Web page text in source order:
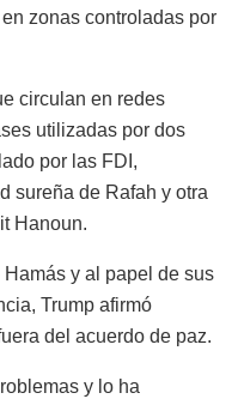
zonas controladas por
circulan en redes
utilizadas por dos
por las FDI,
sureña de Rafah y otra
Hanoun.
y al papel de sus
Trump afirmó
del acuerdo de paz.
y lo ha